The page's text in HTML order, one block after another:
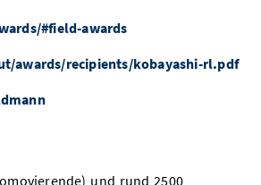
#field-awards
awards/recipients/kobayashi-rl.pdf
und rund 2500